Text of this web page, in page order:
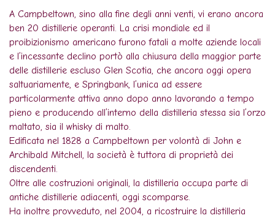
A Campbeltown, sino alla fine degli anni venti, vi erano ancora
ben 20 distillerie operanti. La crisi mondiale ed il
proibizionismo americano furono fatali a molte aziende locali
e l’incessante declino portò alla chiusura della maggior parte
delle distillerie escluso Glen Scotia, che ancora oggi opera
saltuariamente, e Springbank, l’unica ad essere
particolarmente attiva anno dopo anno lavorando a tempo
pieno e producendo all’interno della distilleria stessa sia l’orzo
maltato, sia il whisky di malto.
Edificata nel 1828 a Campbeltown per volontà di John e
Archibald Mitchell, la società è tuttora di proprietà dei
discendenti.
Oltre alle costruzioni originali, la distilleria occupa parte di
antiche distillerie adiacenti, oggi scomparse.
Ha inoltre provveduto, nel 2004, a ricostruire la distilleria